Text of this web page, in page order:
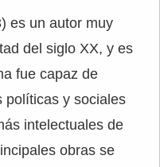
es un autor muy
del siglo XX, y es
fue capaz de
políticas y sociales
intelectuales de
obras se